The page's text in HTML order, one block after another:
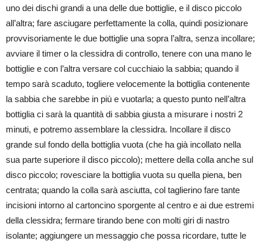
uno dei dischi grandi a una delle due bottiglie, e il disco piccolo
all’altra; fare asciugare perfettamente la colla, quindi posizionare
provvisoriamente le due bottiglie una sopra l’altra, senza incollare;
avviare il timer o la clessidra di controllo, tenere con una mano le
bottiglie e con l’altra versare col cucchiaio la sabbia; quando il
tempo sarà scaduto, togliere velocemente la bottiglia contenente
la sabbia che sarebbe in più e vuotarla; a questo punto nell’altra
bottiglia ci sarà la quantità di sabbia giusta a misurare i nostri 2
minuti, e potremo assemblare la clessidra. Incollare il disco
grande sul fondo della bottiglia vuota (che ha già incollato nella
sua parte superiore il disco piccolo); mettere della colla anche sul
disco piccolo; rovesciare la bottiglia vuota su quella piena, ben
centrata; quando la colla sarà asciutta, col taglierino fare tante
incisioni intorno al cartoncino sporgente al centro e ai due estremi
della clessidra; fermare tirando bene con molti giri di nastro
isolante; aggiungere un messaggio che possa ricordare, tutte le